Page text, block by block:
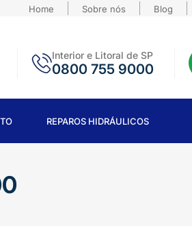
Home Sobre nós Blog
Interior e Litoral de SP
0800 755 9000
REPAROS HIDRÁULICOS